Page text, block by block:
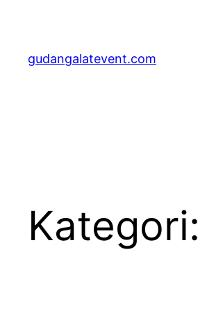
kontengudangalatevent.com
Kategori: